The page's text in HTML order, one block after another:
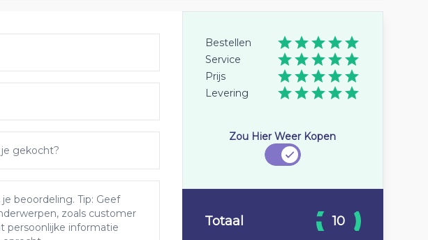
Bestellen
Service
Prijs
Levering
Zou Hier Weer Kopen
Totaal 10